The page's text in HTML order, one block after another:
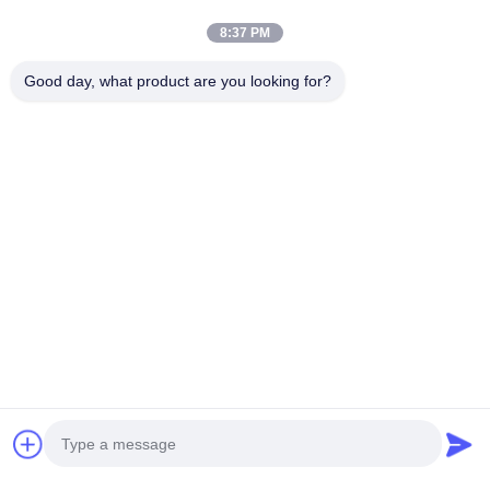
Ms. Alina Deng
8:37 PM
Good day, what product are you looking for?